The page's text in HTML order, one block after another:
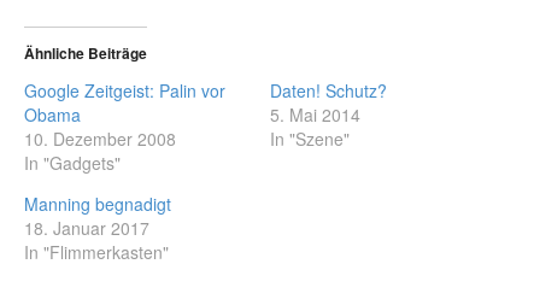
Ähnliche Beiträge
Google Zeitgeist: Palin vor
Obama
10. Dezember 2008
In "Gadgets"
Daten! Schutz?
5. Mai 2014
In "Szene"
Manning begnadigt
18. Januar 2017
In "Flimmerkasten"